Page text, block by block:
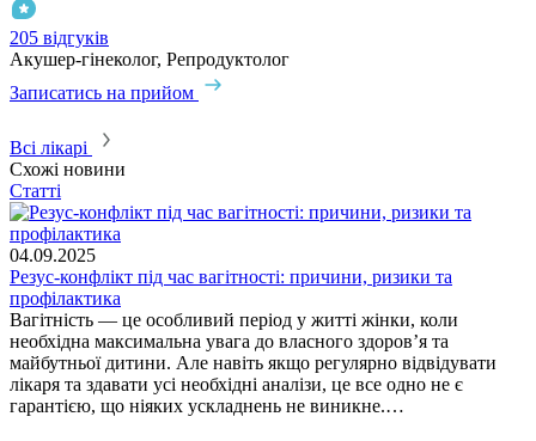
205 відгуків
Акушер-гінеколог, Репродуктолог
Записатись на прийом
Всі лікарі
Схожі новини
Статті
04.09.2025
Резус-конфлікт під час вагітності: причини, ризики та
профілактика
Вагітність — це особливий період у житті жінки, коли
необхідна максимальна увага до власного здоров’я та
майбутньої дитини. Але навіть якщо регулярно відвідувати
лікаря та здавати усі необхідні аналізи, це все одно не є
гарантією, що ніяких ускладнень не виникне.…